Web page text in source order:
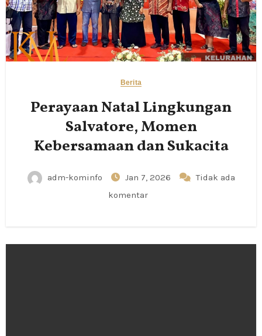
Berita
Perayaan Natal Lingkungan
Salvatore, Momen
Kebersamaan dan Sukacita
adm-kominfo Jan 7, 2026
Tidak ada
komentar